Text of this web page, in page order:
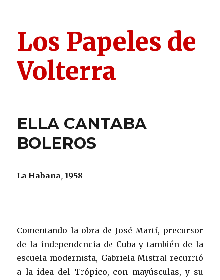
Los Papeles de
Volterra
ELLA CANTABA
BOLEROS
La Habana, 1958
Comentando la obra de José Martí, precursor
de la independencia de Cuba y también de la
escuela modernista, Gabriela Mistral recurrió
a la idea del Trópico, con mayúsculas, y su